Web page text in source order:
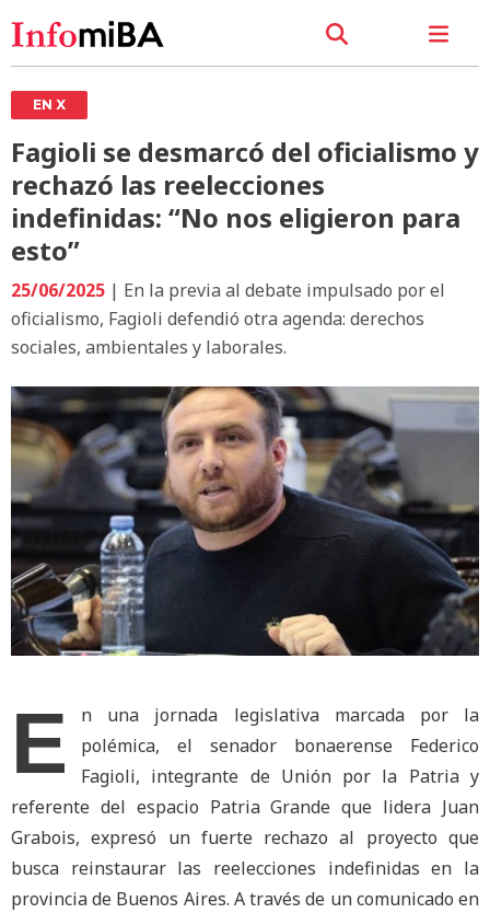
EN X
Fagioli se desmarcó del oficialismo y
rechazó las reelecciones
indefinidas: “No nos eligieron para
esto”
25/06/2025 | En la previa al debate impulsado por el
oficialismo, Fagioli defendió otra agenda: derechos
sociales, ambientales y laborales.
E
n una jornada legislativa marcada por la
polémica, el senador bonaerense Federico
Fagioli, integrante de Unión por la Patria y
referente del espacio Patria Grande que lidera Juan
Grabois, expresó un fuerte rechazo al proyecto que
busca reinstaurar las reelecciones indefinidas en la
provincia de Buenos Aires. A través de un comunicado en